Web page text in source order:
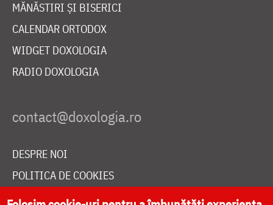
MĂNĂSTIRI ȘI BISERICI
CALENDAR ORTODOX
WIDGET DOXOLOGIA
RADIO DOXOLOGIA
DESPRE NOI
POLITICA DE COOKIES
DONEAZĂ ONLINE PENTRU CATEDRALA NAȚIONALĂ